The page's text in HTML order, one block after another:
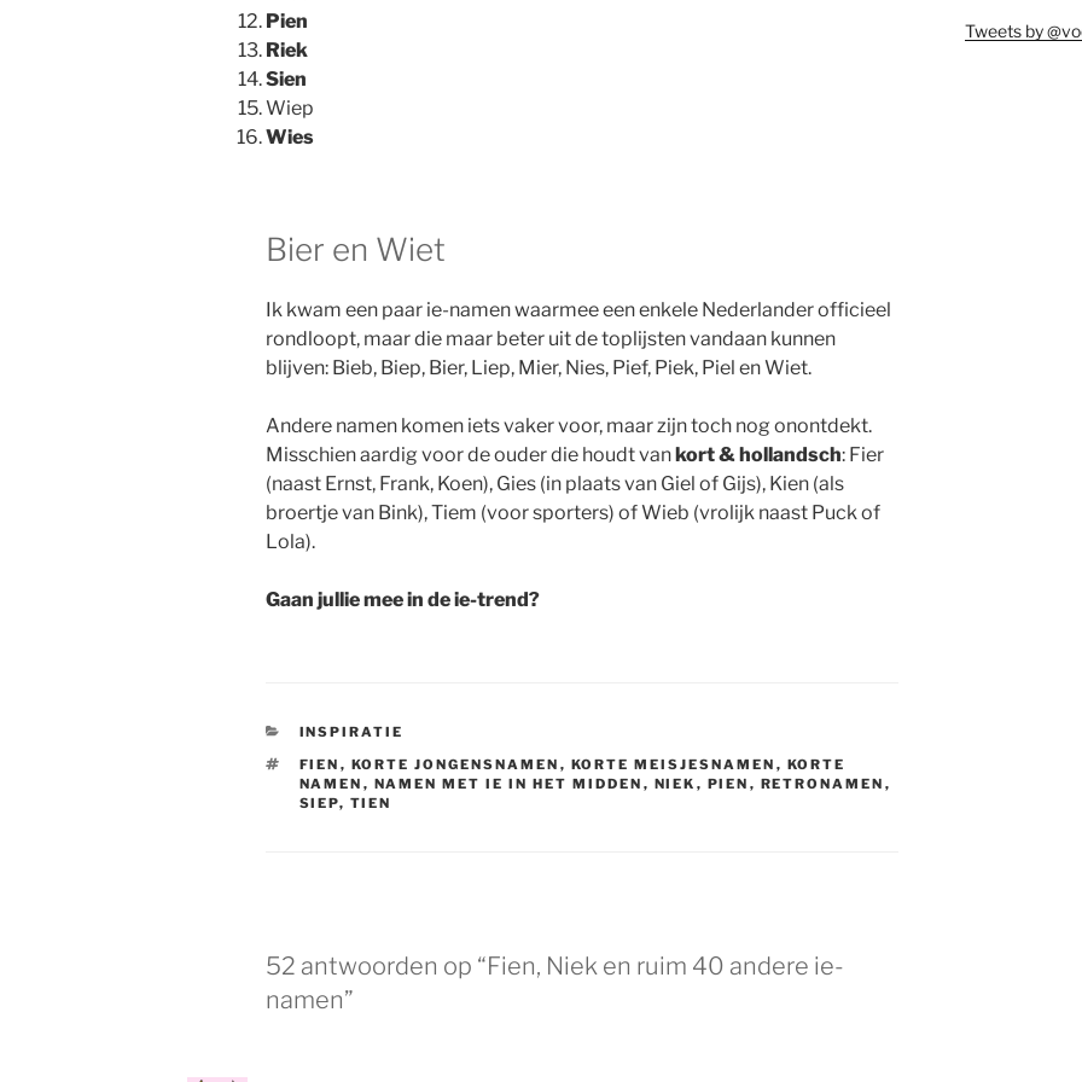
Pien
Riek
Sien
Wiep
Wies
Bier en Wiet
Ik kwam een paar ie-namen waarmee een enkele Nederlander officieel
rondloopt, maar die maar beter uit de toplijsten vandaan kunnen
blijven: Bieb, Biep, Bier, Liep, Mier, Nies, Pief, Piek, Piel en Wiet.
Andere namen komen iets vaker voor, maar zijn toch nog onontdekt.
Misschien aardig voor de ouder die houdt vankort & hollandsch: Fier
(naast Ernst, Frank, Koen), Gies (in plaats van Giel of Gijs), Kien (als
broertje van Bink), Tiem (voor sporters) of Wieb (vrolijk naast Puck of
Lola).
Gaan jullie mee in de ie-trend?
CATEGORIEËN
INSPIRATIE
TAGS
FIEN , KORTE JONGENSNAMEN , KORTE MEISJESNAMEN , KORTE
NAMEN , NAMEN MET IE IN HET MIDDEN , NIEK , PIEN , RETRONAMEN ,
SIEP, TIEN
52 antwoorden op “Fien, Niek en ruim 40 andere ie-
namen”
Tweets by